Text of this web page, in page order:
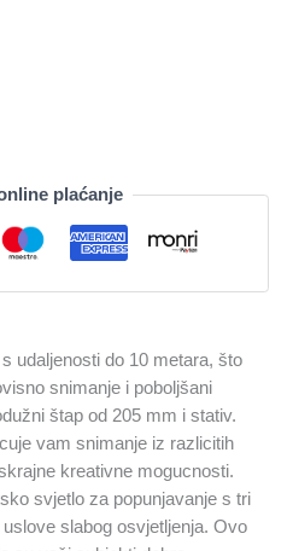
plaćanje
udaljenosti do 10 metara, što
snimanje i poboljšani
štap od 205 mm i stativ.
vam snimanje iz razlicitih
kreativne mogucnosti.
svjetlo za popunjavanje s tri
slabog osvjetljenja. Ovo